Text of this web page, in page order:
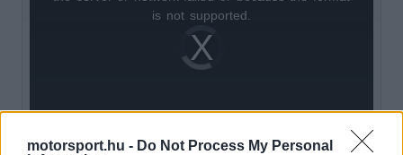
motorsport.hu - Do Not Process My Personal
Video
Player
loading.
is not supported.